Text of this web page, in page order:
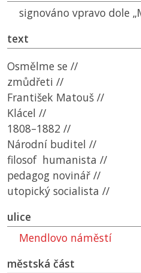
signováno vpravo dole
text
Osmělme se //
zmůdřeti //
František Matouš //
Klácel //
1808–1882 //
Národní buditel //
filosof humanista //
pedagog novinář //
utopický socialista //
ulice
Mendlovo náměstí
městská část